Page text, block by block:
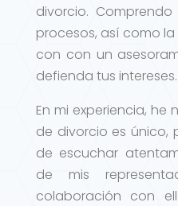
divorcio.
procesos, así como
con con un
defienda tus intereses.
En mi experiencia,
de divorcio es único,
de escuchar
de mis
colaboración con